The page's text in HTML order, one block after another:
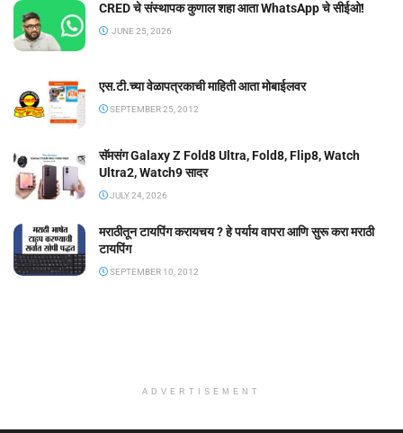
CRED चे संस्थापक कुणाल शहा आता WhatsApp चे सीईओ!
JUNE 25, 2026
एस.टी.च्या वेळापत्रकाची माहिती आता मोबाईलवर
SEPTEMBER 25, 2012
सॅमसंग Galaxy Z Fold8 Ultra, Fold8, Flip8, Watch
Ultra2, Watch9 सादर
JULY 24, 2026
मराठीतून टायपिंग करायचय ? हे पर्याय वापरा आणि सुरू करा मराठी
टायपिंग
SEPTEMBER 10, 2012
ADVERTISEMENT